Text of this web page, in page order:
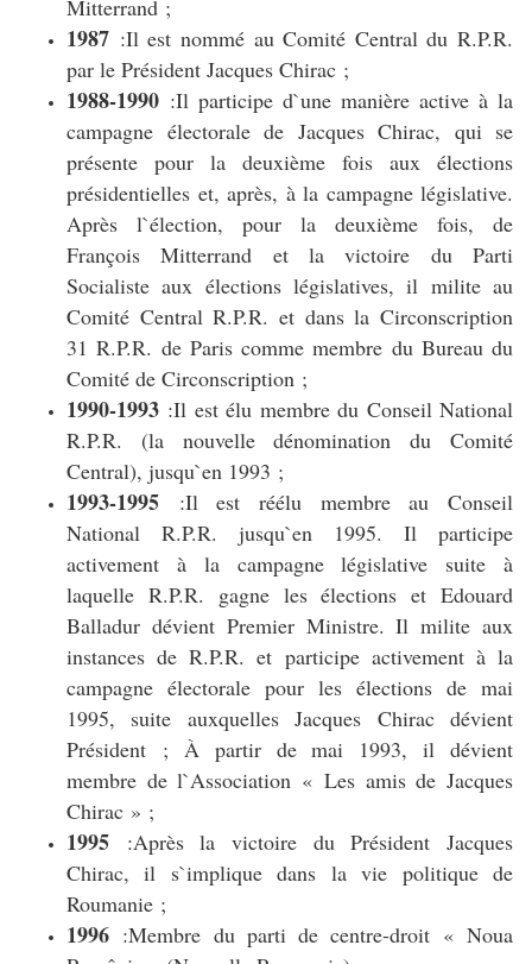
Mitterrand ;
1987 :Il est nommé au Comité Central du R.P.R.
par le Président Jacques Chirac ;
1988-1990 :Il participe d`une manière active à la
campagne électorale de Jacques Chirac, qui se
présente pour la deuxième fois aux élections
présidentielles et, après, à la campagne législative.
Après l`élection, pour la deuxième fois, de
François Mitterrand et la victoire du Parti
Socialiste aux élections législatives, il milite au
Comité Central R.P.R. et dans la Circonscription
31 R.P.R. de Paris comme membre du Bureau du
Comité de Circonscription ;
1990-1993 :Il est élu membre du Conseil National
R.P.R. (la nouvelle dénomination du Comité
Central), jusqu`en 1993 ;
1993-1995 :Il est réélu membre au Conseil
National R.P.R. jusqu`en 1995. Il participe
activement à la campagne législative suite à
laquelle R.P.R. gagne les élections et Edouard
Balladur dévient Premier Ministre. Il milite aux
instances de R.P.R. et participe activement à la
campagne électorale pour les élections de mai
1995, suite auxquelles Jacques Chirac dévient
Président ; À partir de mai 1993, il dévient
membre de l`Association « Les amis de Jacques
Chirac » ;
1995 :Après la victoire du Président Jacques
Chirac, il s`implique dans la vie politique de
Roumanie ;
1996 :Membre du parti de centre-droit « Noua